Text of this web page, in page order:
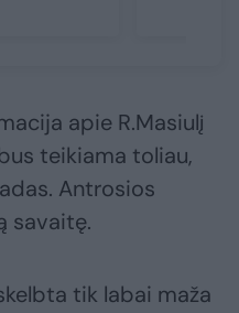
apie R.Masiulį
teikiama toliau,
Antrosios
savaitę.
tik labai maža